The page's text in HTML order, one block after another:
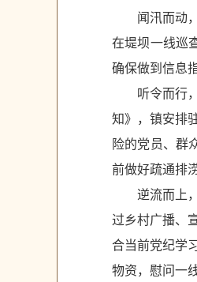
闻汛而动
在堤坝一线巡
确保做到信息
听令而行
知》，镇安排
险的党员、群
前做好疏通排
逆流而上
过乡村广播、
合当前党纪学
物资，慰问一